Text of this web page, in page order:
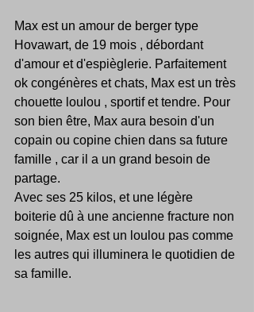
Max est un amour de berger type
Hovawart, de 19 mois , débordant
d'amour et d'espièglerie. Parfaitement
ok congénères et chats, Max est un très
chouette loulou , sportif et tendre. Pour
son bien être, Max aura besoin d'un
copain ou copine chien dans sa future
famille , car il a un grand besoin de
partage.
Avec ses 25 kilos, et une légère
boiterie dû à une ancienne fracture non
soignée, Max est un loulou pas comme
les autres qui illuminera le quotidien de
sa famille.